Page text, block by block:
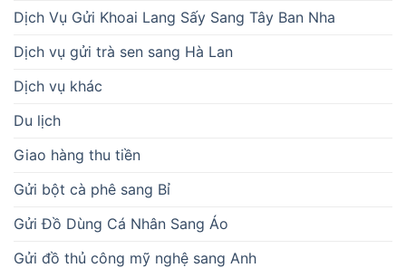
Dịch Vụ Gửi Khoai Lang Sấy Sang Tây Ban Nha
Dịch vụ gửi trà sen sang Hà Lan
Dịch vụ khác
Du lịch
Giao hàng thu tiền
Gửi bột cà phê sang Bỉ
Gửi Đồ Dùng Cá Nhân Sang Áo
Gửi đồ thủ công mỹ nghệ sang Anh